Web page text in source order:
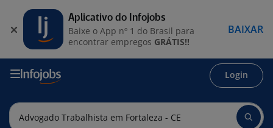
Login
Aplicativo do Infojobs
Baixe o App nº 1 do Brasil para
encontrar empregos GRÁTIS!!
BAIXAR